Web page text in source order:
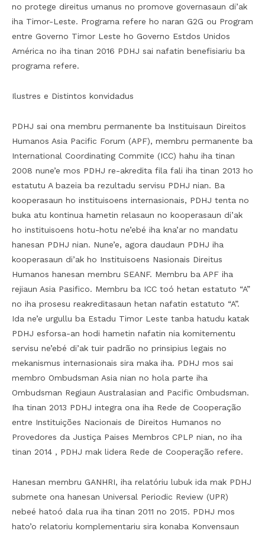
no protege direitus umanus no promove governasaun di’ak
iha Timor-Leste. Programa refere ho naran G2G ou Program
entre Governo Timor Leste ho Governo Estdos Unidos
América no iha tinan 2016 PDHJ sai nafatin benefisiariu ba
programa refere.
Ilustres e Distintos konvidadus
PDHJ sai ona membru permanente ba Instituisaun Direitos
Humanos Asia Pacific Forum (APF), membru permanente ba
International Coordinating Commite (ICC) hahu iha tinan
2008 nune’e mos PDHJ re-akredita fila fali iha tinan 2013 ho
estatutu A bazeia ba rezultadu servisu PDHJ nian. Ba
kooperasaun ho instituisoens internasionais, PDHJ tenta no
buka atu kontinua hametin relasaun no kooperasaun di’ak
ho instituisoens hotu-hotu ne’ebé iha kna’ar no mandatu
hanesan PDHJ nian. Nune’e, agora daudaun PDHJ iha
kooperasaun di’ak ho Instituisoens Nasionais Direitus
Humanos hanesan membru SEANF. Membru ba APF iha
rejiaun Asia Pasifico. Membru ba ICC toó hetan estatuto “A”
no iha prosesu reakreditasaun hetan nafatin estatuto “A”.
Ida ne’e urgullu ba Estadu Timor Leste tanba hatudu katak
PDHJ esforsa-an hodi hametin nafatin nia komitementu
servisu ne’ebé di’ak tuir padrão no prinsipius legais no
mekanismus internasionais sira maka iha. PDHJ mos sai
membro Ombudsman Asia nian no hola parte iha
Ombudsman Regiaun Australasian and Pacific Ombudsman.
Iha tinan 2013 PDHJ integra ona iha Rede de Cooperação
entre Instituições Nacionais de Direitos Humanos no
Provedores da Justiça Paises Membros CPLP nian, no iha
tinan 2014 , PDHJ mak lidera Rede de Cooperação refere.
Hanesan membru GANHRI, iha relatóriu lubuk ida mak PDHJ
submete ona hanesan Universal Periodic Review (UPR)
nebeé hatoó dala rua iha tinan 2011 no 2015. PDHJ mos
hato’o relatoriu komplementariu sira konaba Konvensaun